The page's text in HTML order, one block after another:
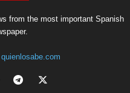
from the most important Spanish